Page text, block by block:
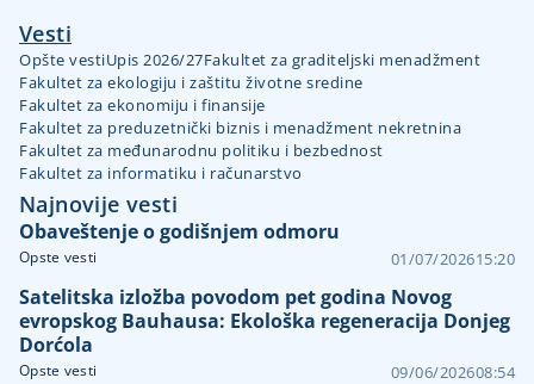
Vesti
Opšte vestiUpis 2026/27Fakultet za graditeljski menadžment
Fakultet za ekologiju i zaštitu životne sredine
Fakultet za ekonomiju i finansije
Fakultet za preduzetnički biznis i menadžment nekretnina
Fakultet za međunarodnu politiku i bezbednost
Fakultet za informatiku i računarstvo
Najnovije vesti
Obaveštenje o godišnjem odmoru
Opste vesti 01/07/202615:20
Satelitska izložba povodom pet godina Novog
evropskog Bauhausa: Ekološka regeneracija Donjeg
Dorćola
Opste vesti 09/06/202608:54